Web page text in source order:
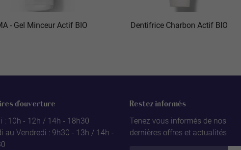
- Gel Minceur Actif BIO Dentifrice Charbon Actif BIO
d'ouverture
: 10h - 12h / 14h - 18h30
au Vendredi : 9h30 - 13h / 14h -
Restez informés
Tenez vous informés de nos
dernières offres et actualités